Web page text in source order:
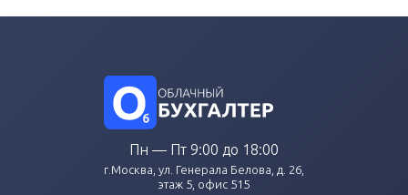
Пн — Пт 9:00 до 18:00
г.Москва, ул. Генерала Белова, д. 26,
этаж 5, офис 515